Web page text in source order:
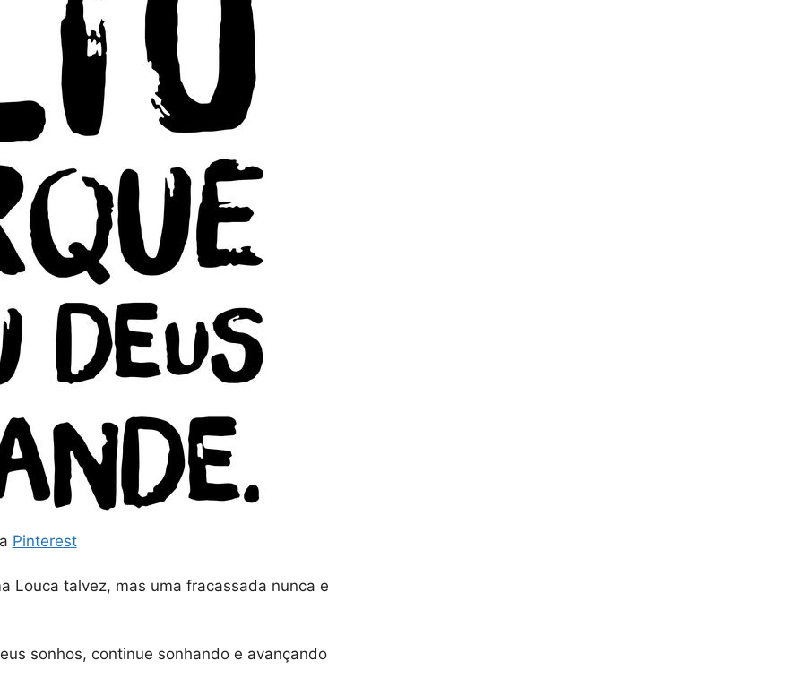
Pinterest
Louca talvez, mas uma fracassada nunca e
sonhos, continue sonhando e avançando